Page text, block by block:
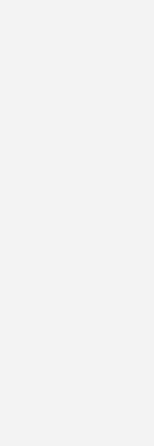
Heizkessel. Im
die Regelung für
Der Pellet-
im
der
Er funktioniert
aus
aus Guss. Der
Betrieb
deshalb wird der
verbleiben
selbst, wann